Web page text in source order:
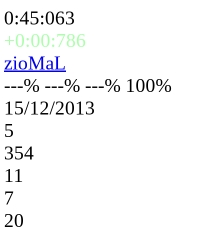
0:45:063
+0:00:786
zioMaL
---% ---% ---% 100%
15/12/2013
5
354
11
7
20